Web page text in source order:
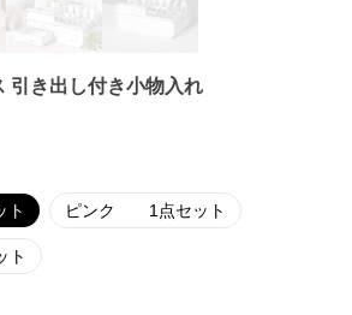
引き出し付き小物入れ
ピンク 1点セット
ト